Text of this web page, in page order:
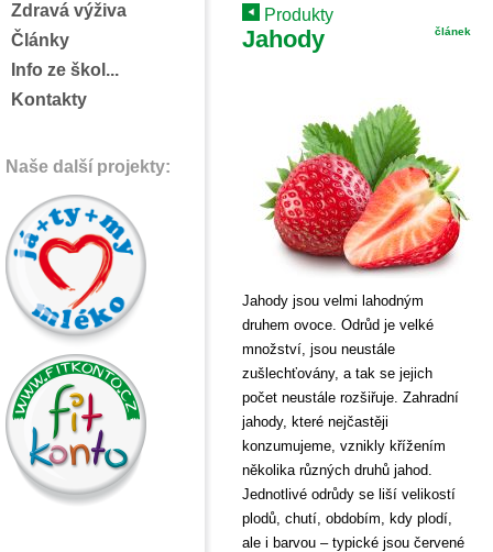
Zdravá výživa
Články
Info ze škol...
Kontakty
Naše další projekty:
Produkty
Jahody článek
Jahody jsou velmi lahodným
druhem ovoce. Odrůd je velké
množství, jsou neustále
zušlechťovány, a tak se jejich
počet neustále rozšiřuje. Zahradní
jahody, které nejčastěji
konzumujeme, vznikly křížením
několika různých druhů jahod.
Jednotlivé odrůdy se liší velikostí
plodů, chutí, obdobím, kdy plodí,
ale i barvou – typické jsou červené